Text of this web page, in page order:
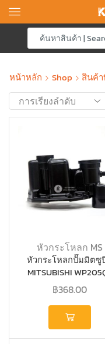
หน้าหลัก Shop สินค้า
หัวกระโหลก MS
หัวกระโหลกปั๊มมิตซู
MITSUBISHI
H00601J03
฿368.00